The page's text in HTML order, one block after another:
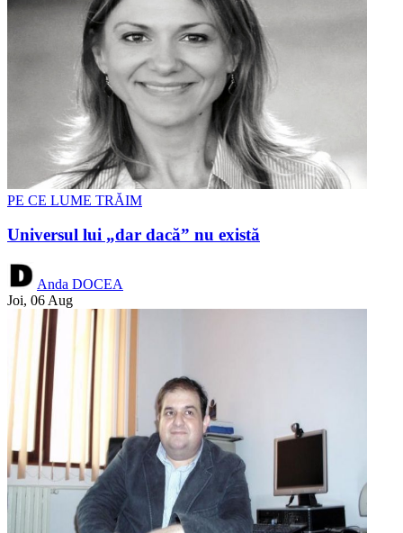
PE CE LUME TRĂIM
Universul lui „dar dacă” nu există
Anda DOCEA
Joi, 06 Aug